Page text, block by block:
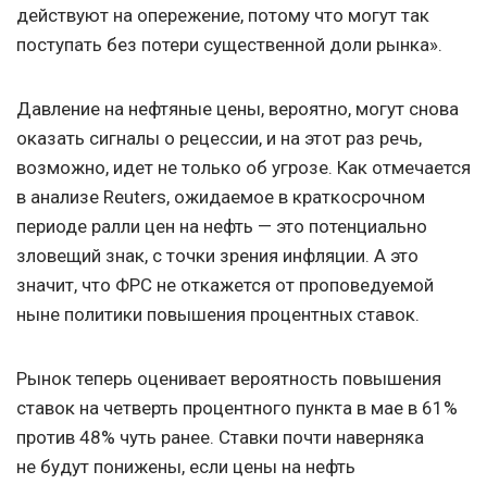
действуют на опережение, потому что могут так
поступать без потери существенной доли рынка».
Давление на нефтяные цены, вероятно, могут снова
оказать сигналы о рецессии, и на этот раз речь,
возможно, идет не только об угрозе. Как отмечается
в анализе Reuters, ожидаемое в краткосрочном
периоде ралли цен на нефть — это потенциально
зловещий знак, с точки зрения инфляции. А это
значит, что ФРС не откажется от проповедуемой
ныне политики повышения процентных ставок.
Рынок теперь оценивает вероятность повышения
ставок на четверть процентного пункта в мае в 61%
против 48% чуть ранее. Ставки почти наверняка
не будут понижены, если цены на нефть